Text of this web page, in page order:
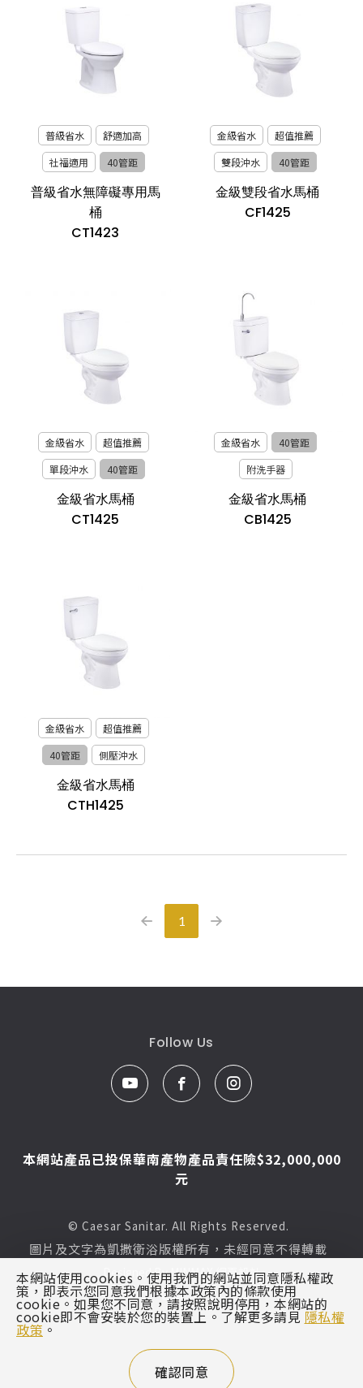
普級省水
舒適加高
社福適用
40管距
普級省水無障礙專用馬
桶
CT1423
金級省水
超值推薦
雙段沖水
40管距
金級雙段省水馬桶
CF1425
金級省水
超值推薦
單段沖水
40管距
金級省水馬桶
CT1425
金級省水
40管距
附洗手器
金級省水馬桶
CB1425
金級省水
超值推薦
40管距
側壓沖水
金級省水馬桶
CTH1425
1
Follow Us
本網站產品已投保華南產物產品責任險$32,000,000
元
© Caesar Sanitar. All Rights Reserved.
圖片及文字為凱撒衛浴版權所有，未經同意不得轉載
Designed ByMINMAX 網頁設計
區域
本網站使用cookies。使用我們的網站並同意隱私權政
策，即表示您同意我們根據本政策內的條款使用
cookie。如果您不同意，請按照說明停用，本網站的
cookie即不會安裝於您的裝置上。了解更多請見 隱私權
政策 。
確認同意